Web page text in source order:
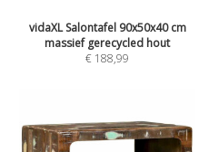
vidaXL Salontafel 90x50x40 cm
massief gerecycled hout
€ 188,99